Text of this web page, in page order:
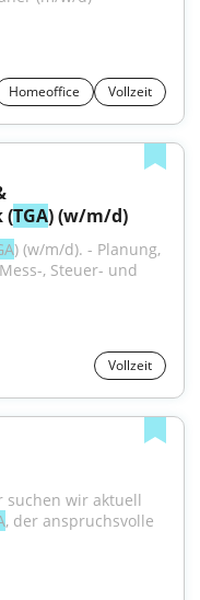
Homeoffice Vollzeit
(TGA) (w/m/d)
) (w/m/d). - Planung,
, Steuer- und
Vollzeit
suchen wir aktuell
, der anspruchsvolle